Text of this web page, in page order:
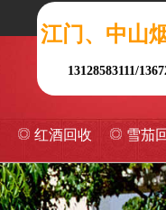
红酒回收 雪茄
江门、中山
13128583111/